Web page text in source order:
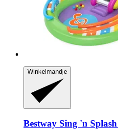
Winkelmandje
Bestway Sing 'n